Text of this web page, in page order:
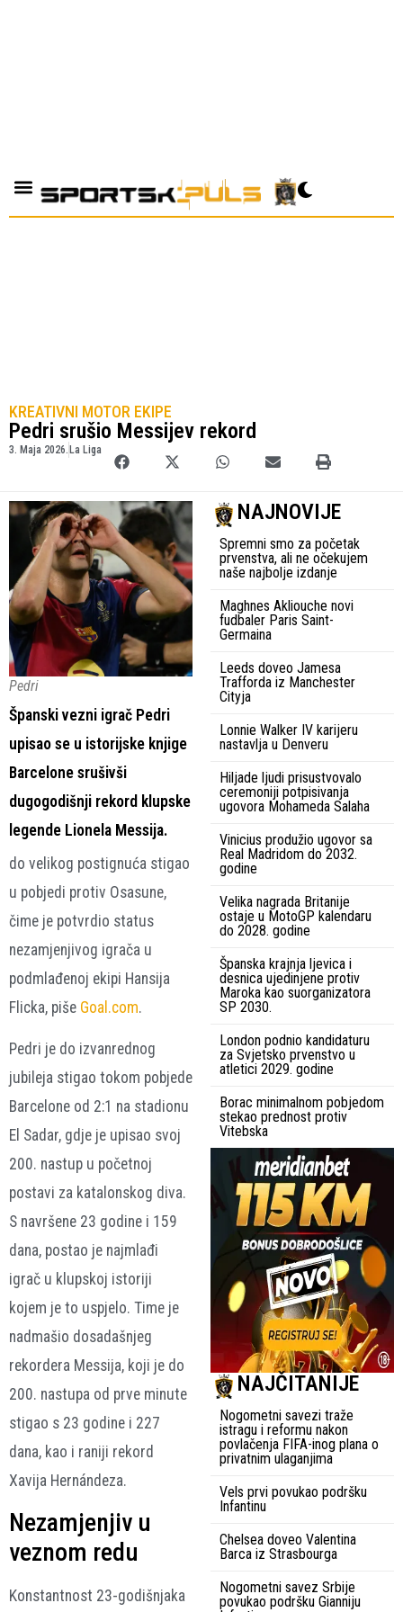
KREATIVNI MOTOR EKIPE
Pedri srušio Messijev rekord
3. Maja 2026. La Liga
Pedri
Španski vezni igrač Pedri
upisao se u istorijske knjige
Barcelone srušivši
dugogodišnji rekord klupske
legende Lionela Messija.
do velikog postignuća stigao
u pobjedi protiv Osasune,
čime je potvrdio status
nezamjenjivog igrača u
podmlađenoj ekipi Hansija
Flicka, piše Goal.com.
Pedri je do izvanrednog
jubileja stigao tokom pobjede
Barcelone od 2:1 na stadionu
El Sadar, gdje je upisao svoj
200. nastup u početnoj
postavi za katalonskog diva.
S navršene 23 godine i 159
dana, postao je najmlađi
igrač u klupskoj istoriji
kojem je to uspjelo. Time je
nadmašio dosadašnjeg
rekordera Messija, koji je do
200. nastupa od prve minute
stigao s 23 godine i 227
dana, kao i raniji rekord
Xavija Hernándeza.
Nezamjenjiv u
veznom redu
Konstantnost 23-godišnjaka
NAJNOVIJE
Spremni smo za početak
prvenstva, ali ne očekujem
naše najbolje izdanje
Maghnes Akliouche novi
fudbaler Paris Saint-
Germaina
Leeds doveo Jamesa
Trafforda iz Manchester
Cityja
Lonnie Walker IV karijeru
nastavlja u Denveru
Hiljade ljudi prisustvovalo
ceremoniji potpisivanja
ugovora Mohameda Salaha
Vinicius produžio ugovor sa
Real Madridom do 2032.
godine
Velika nagrada Britanije
ostaje u MotoGP kalendaru
do 2028. godine
Španska krajnja ljevica i
desnica ujedinjene protiv
Maroka kao suorganizatora
SP 2030.
London podnio kandidaturu
za Svjetsko prvenstvo u
atletici 2029. godine
Borac minimalnom pobjedom
stekao prednost protiv
Vitebska
NAJČITANIJE
Nogometni savezi traže
istragu i reformu nakon
povlačenja FIFA-inog plana o
privatnim ulaganjima
Vels prvi povukao podršku
Infantinu
Chelsea doveo Valentina
Barca iz Strasbourga
Nogometni savez Srbije
povukao podršku Gianniju